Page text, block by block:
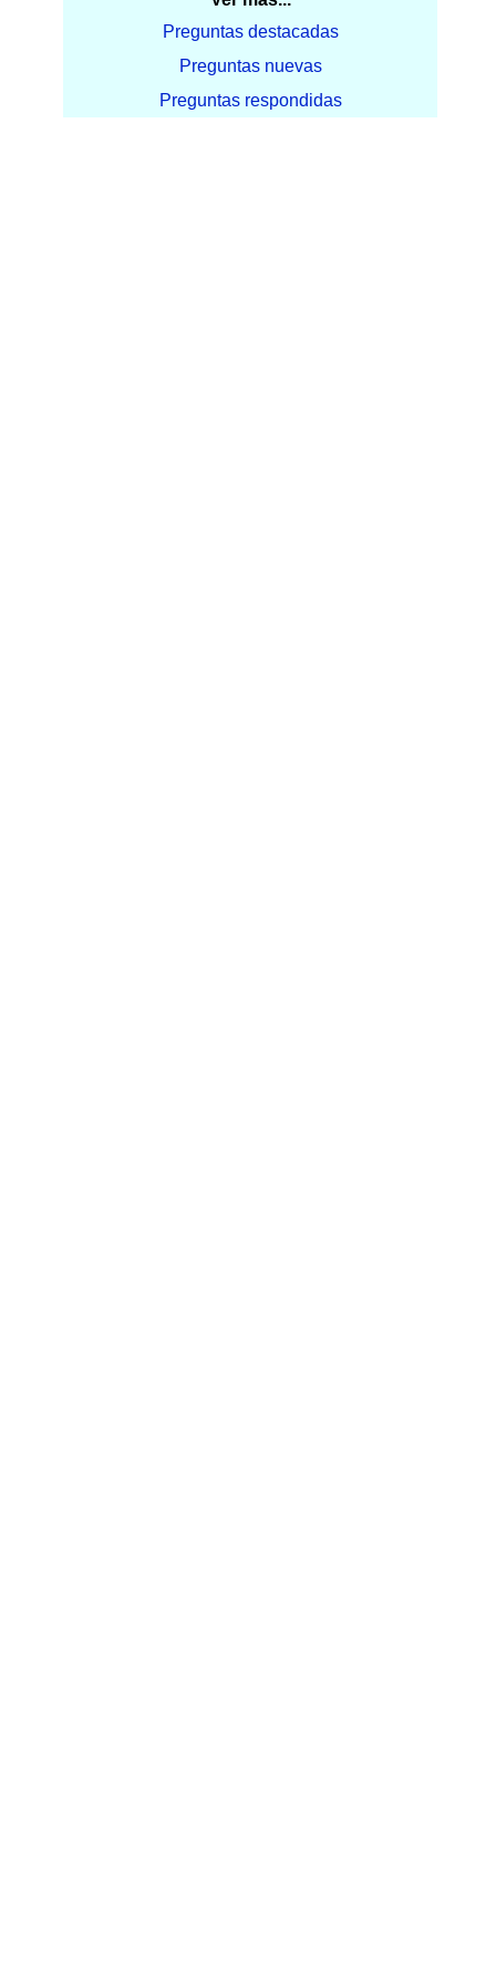
Preguntas destacadas
Preguntas nuevas
Preguntas respondidas